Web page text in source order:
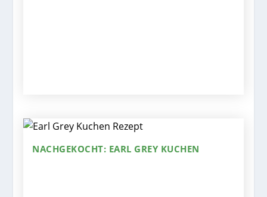
NACHGEKOCHT: EARL GREY KUCHEN